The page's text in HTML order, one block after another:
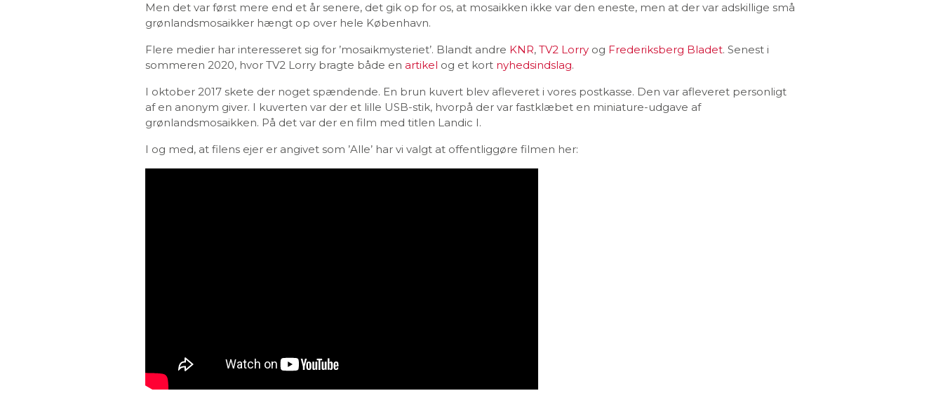
Men det var først mere end et år senere, det gik op for os, at mosaikken ikke var den eneste, men at der var adskillige små
grønlandsmosaikker hængt op over hele København.
Flere medier har interesseret sig for ’mosaikmysteriet’. Blandt andre KNR, TV2 Lorry og Frederiksberg Bladet. Senest i
sommeren 2020, hvor TV2 Lorry bragte både en artikel og et kort nyhedsindslag.
I oktober 2017 skete der noget spændende. En brun kuvert blev afleveret i vores postkasse. Den var afleveret personligt
af en anonym giver. I kuverten var der et lille USB-stik, hvorpå der var fastklæbet en miniature-udgave af
grønlandsmosaikken. På det var der en film med titlen Landic I.
I og med, at filens ejer er angivet som ’Alle’ har vi valgt at offentliggøre filmen her: